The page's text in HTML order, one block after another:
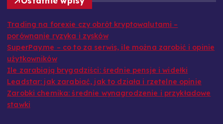
Trading na forexie czy obrót kryptowalutami –
porównanie ryzyka i zysków
SuperPay.me – co to za serwis, ile można zarobić i opinie
użytkowników
Ile zarabiają brygadziści: średnie pensje i widełki
Leadstar: jak zarabiać, jak to działa i rzetelne opinie
Zarobki chemika: średnie wynagrodzenie i przykładowe
stawki